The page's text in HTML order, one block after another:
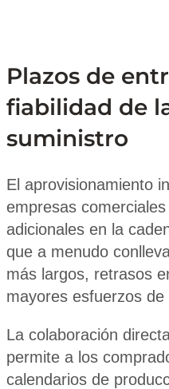
Plazos de
fiabilidad de
suministro
El aprovisionamiento
empresas
adicionales en la
que a menudo
más largos, retrasos
mayores esfuerzos de
La colaboración
permite a los
calendarios de